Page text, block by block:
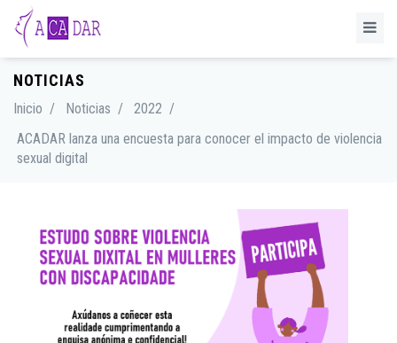
NOTICIAS
Inicio / Noticias / 2022 /
ACADAR lanza una encuesta para conocer el impacto de violencia
sexual digital